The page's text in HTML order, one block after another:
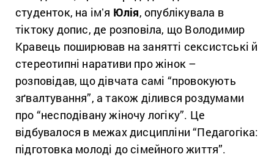
студенток, на імʼя Юлія, опублікувала в
тіктоку допис, де розповіла, що Володимир
Кравець поширював на занятті сексистські й
стереотипні наративи про жінок –
розповідав, що дівчата самі “провокують
зґвалтування”, а також ділився роздумами
про “несподівану жіночу логіку”. Це
відбувалося в межах дисципліни “Педагогіка:
підготовка молоді до сімейного життя”.